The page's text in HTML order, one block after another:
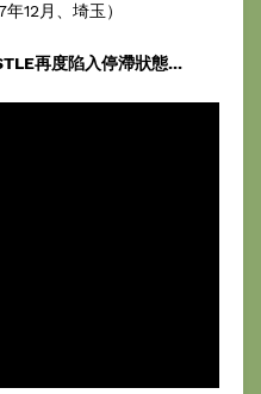
12月、埼玉）
再度陷入停滯狀態...